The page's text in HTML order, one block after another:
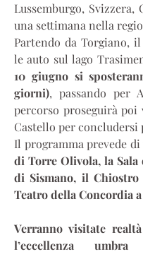
Lussemburgo,
una settimana nella
Partendo da Torgiano,
le auto sul lago
10 giugno si
giorni), passando per
percorso proseguirà poi
Castello per concludersi
Il programma prevede di
di Torre Olivola, la
di Sismano, il
Teatro della Concordia
Verranno visitate
l’eccellenza